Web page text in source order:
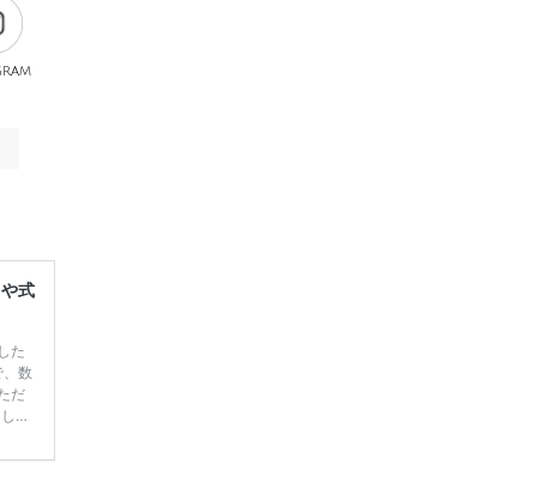
式
た
数
だ
ま
ユ